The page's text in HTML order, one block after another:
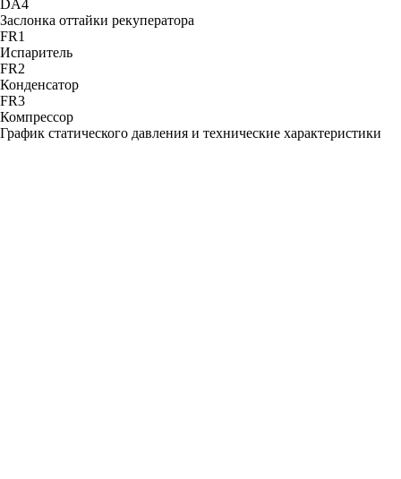
DА4
Заслонка оттайки рекуператора
FR1
Испаритель
FR2
Конденсатор
FR3
Компрессор
График статического давления и технические характеристики